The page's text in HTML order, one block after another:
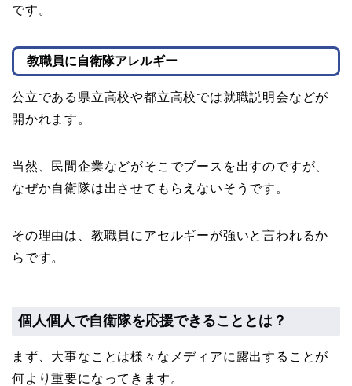
です。
教職員に自衛隊アレルギー
公立である県立高校や都立高校では就職説明会などが
開かれます。
当然、民間企業などがそこでブースを出すのですが、
なぜか自衛隊は出させてもらえないそうです。
その理由は、教職員にアセルギーが強いと言われるか
らです。
個人個人で自衛隊を応援できることとは？
まず、大事なことは様々なメディアに露出することが
何より重要になってきます。